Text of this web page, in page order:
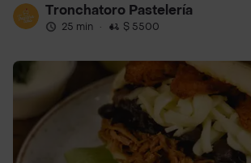
Tronchatoro Pastelería
25 min · $ 5500